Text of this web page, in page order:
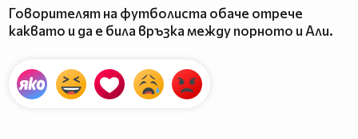
Говорителят на футболиста обаче отрече
каквато и да е била връзка между порното и Али.